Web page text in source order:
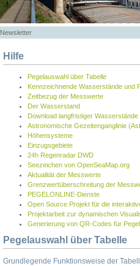
Newsletter
Hilfe
Pegelauswahl über Tabelle
Kennzeichnende Wasserstände und
Zeitbezug der Messwerte
Der Wasserstand
Download langfristiger Wasserstände
Astronomische Gezeitenganglinie
Höhensysteme
Einzugsgebiete
24h Regenradar DWD
Seezeichen von OpenSeaMap.org
Aktualität der Messwerte
Grenzwertüberschreitung der
PEGELONLINE-Dienste
Open Source Projekt für die
Projektarbeit zur dynamischen
Generierung von QR-Codes für
Pegelauswahl über Tabelle
Grundlegende Funktionsweise der